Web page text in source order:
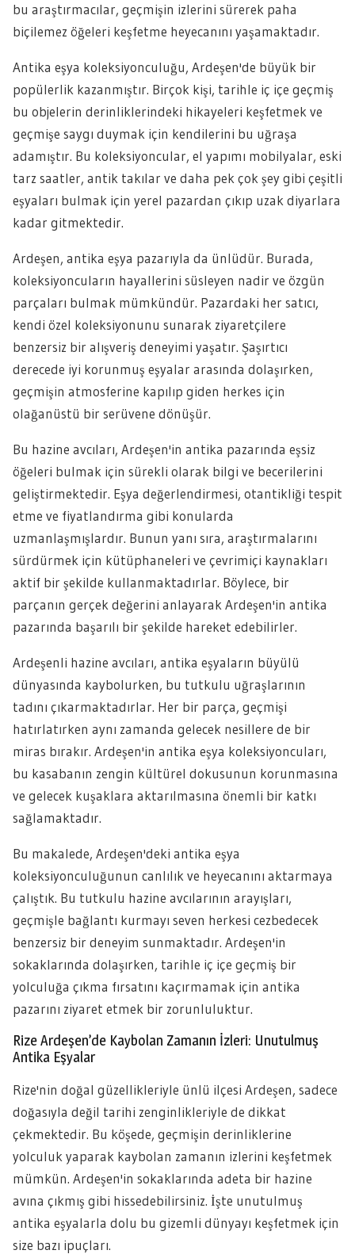
bu araştırmacılar, geçmişin izlerini sürerek paha
biçilemez öğeleri keşfetme heyecanını yaşamaktadır.
Antika eşya koleksiyonculuğu, Ardeşen'de büyük bir
popülerlik kazanmıştır. Birçok kişi, tarihle iç içe geçmiş
bu objelerin derinliklerindeki hikayeleri keşfetmek ve
geçmişe saygı duymak için kendilerini bu uğraşa
adamıştır. Bu koleksiyoncular, el yapımı mobilyalar, eski
tarz saatler, antik takılar ve daha pek çok şey gibi çeşitli
eşyaları bulmak için yerel pazardan çıkıp uzak diyarlara
kadar gitmektedir.
Ardeşen, antika eşya pazarıyla da ünlüdür. Burada,
koleksiyoncuların hayallerini süsleyen nadir ve özgün
parçaları bulmak mümkündür. Pazardaki her satıcı,
kendi özel koleksiyonunu sunarak ziyaretçilere
benzersiz bir alışveriş deneyimi yaşatır. Şaşırtıcı
derecede iyi korunmuş eşyalar arasında dolaşırken,
geçmişin atmosferine kapılıp giden herkes için
olağanüstü bir serüvene dönüşür.
Bu hazine avcıları, Ardeşen'in antika pazarında eşsiz
öğeleri bulmak için sürekli olarak bilgi ve becerilerini
geliştirmektedir. Eşya değerlendirmesi, otantikliği tespit
etme ve fiyatlandırma gibi konularda
uzmanlaşmışlardır. Bunun yanı sıra, araştırmalarını
sürdürmek için kütüphaneleri ve çevrimiçi kaynakları
aktif bir şekilde kullanmaktadırlar. Böylece, bir
parçanın gerçek değerini anlayarak Ardeşen'in antika
pazarında başarılı bir şekilde hareket edebilirler.
Ardeşenli hazine avcıları, antika eşyaların büyülü
dünyasında kaybolurken, bu tutkulu uğraşlarının
tadını çıkarmaktadırlar. Her bir parça, geçmişi
hatırlatırken aynı zamanda gelecek nesillere de bir
miras bırakır. Ardeşen'in antika eşya koleksiyoncuları,
bu kasabanın zengin kültürel dokusunun korunmasına
ve gelecek kuşaklara aktarılmasına önemli bir katkı
sağlamaktadır.
Bu makalede, Ardeşen'deki antika eşya
koleksiyonculuğunun canlılık ve heyecanını aktarmaya
çalıştık. Bu tutkulu hazine avcılarının arayışları,
geçmişle bağlantı kurmayı seven herkesi cezbedecek
benzersiz bir deneyim sunmaktadır. Ardeşen'in
sokaklarında dolaşırken, tarihle iç içe geçmiş bir
yolculuğa çıkma fırsatını kaçırmamak için antika
pazarını ziyaret etmek bir zorunluluktur.
Rize Ardeşen’de Kaybolan Zamanın İzleri: Unutulmuş
Antika Eşyalar
Rize'nin doğal güzellikleriyle ünlü ilçesi Ardeşen, sadece
doğasıyla değil tarihi zenginlikleriyle de dikkat
çekmektedir. Bu köşede, geçmişin derinliklerine
yolculuk yaparak kaybolan zamanın izlerini keşfetmek
mümkün. Ardeşen'in sokaklarında adeta bir hazine
avına çıkmış gibi hissedebilirsiniz. İşte unutulmuş
antika eşyalarla dolu bu gizemli dünyayı keşfetmek için
size bazı ipuçları.